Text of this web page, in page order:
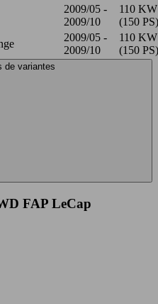
2009/05 -
2009/10
110 KW
(150 PS)
2009/05 -
2009/10
110 KW
(150 PS)
de variantes
FAP LeCap